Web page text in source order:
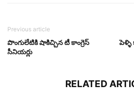
Previous article
పొంగులేటికి షాకిచ్చిన టీ కాంగ్రెస్
సీనియర్లు
పెళ్ళి
RELATED